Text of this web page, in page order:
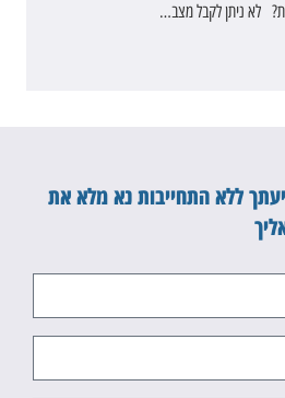
לא ניתן לקבל מצב…
ללא התחייבות נא מלא את